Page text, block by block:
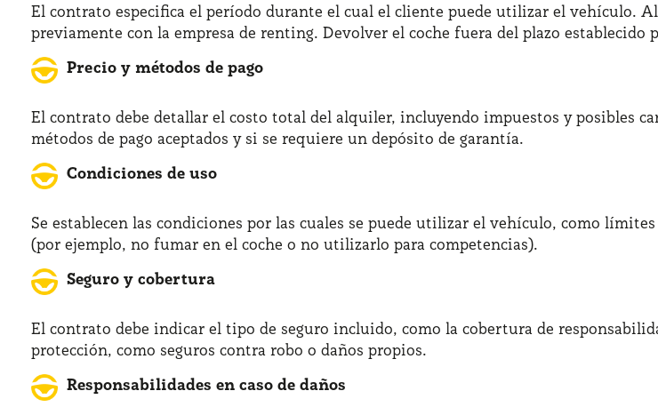
El contrato especifica el período durante el cual el cliente puede utilizar el vehículo.
previamente con la empresa de renting. Devolver el coche fuera del plazo establecido
Precio y métodos de pago
El contrato debe detallar el costo total del alquiler, incluyendo impuestos y posibles
métodos de pago aceptados y si se requiere un depósito de garantía.​
Condiciones de uso
Se establecen las condiciones por las cuales se puede utilizar el vehículo, como
(por ejemplo, no fumar en el coche o no utilizarlo para competencias).​
Seguro y cobertura
El contrato debe indicar el tipo de seguro incluido, como la cobertura de
protección, como seguros contra robo o daños propios.​
Responsabilidades en caso de daños